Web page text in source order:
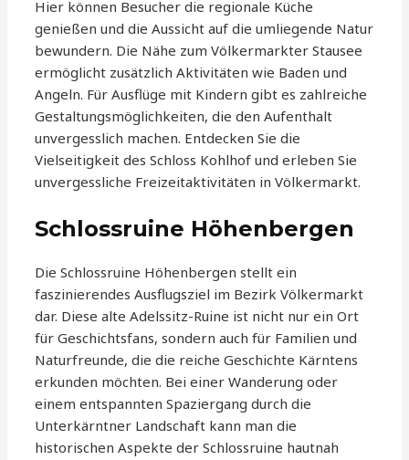
Hier können Besucher die regionale Küche
genießen und die Aussicht auf die umliegende Natur
bewundern. Die Nähe zum Völkermarkter Stausee
ermöglicht zusätzlich Aktivitäten wie Baden und
Angeln. Für Ausflüge mit Kindern gibt es zahlreiche
Gestaltungsmöglichkeiten, die den Aufenthalt
unvergesslich machen. Entdecken Sie die
Vielseitigkeit des Schloss Kohlhof und erleben Sie
unvergessliche Freizeitaktivitäten in Völkermarkt.
Schlossruine Höhenbergen
Die Schlossruine Höhenbergen stellt ein
faszinierendes Ausflugsziel im Bezirk Völkermarkt
dar. Diese alte Adelssitz-Ruine ist nicht nur ein Ort
für Geschichtsfans, sondern auch für Familien und
Naturfreunde, die die reiche Geschichte Kärntens
erkunden möchten. Bei einer Wanderung oder
einem entspannten Spaziergang durch die
Unterkärntner Landschaft kann man die
historischen Aspekte der Schlossruine hautnah